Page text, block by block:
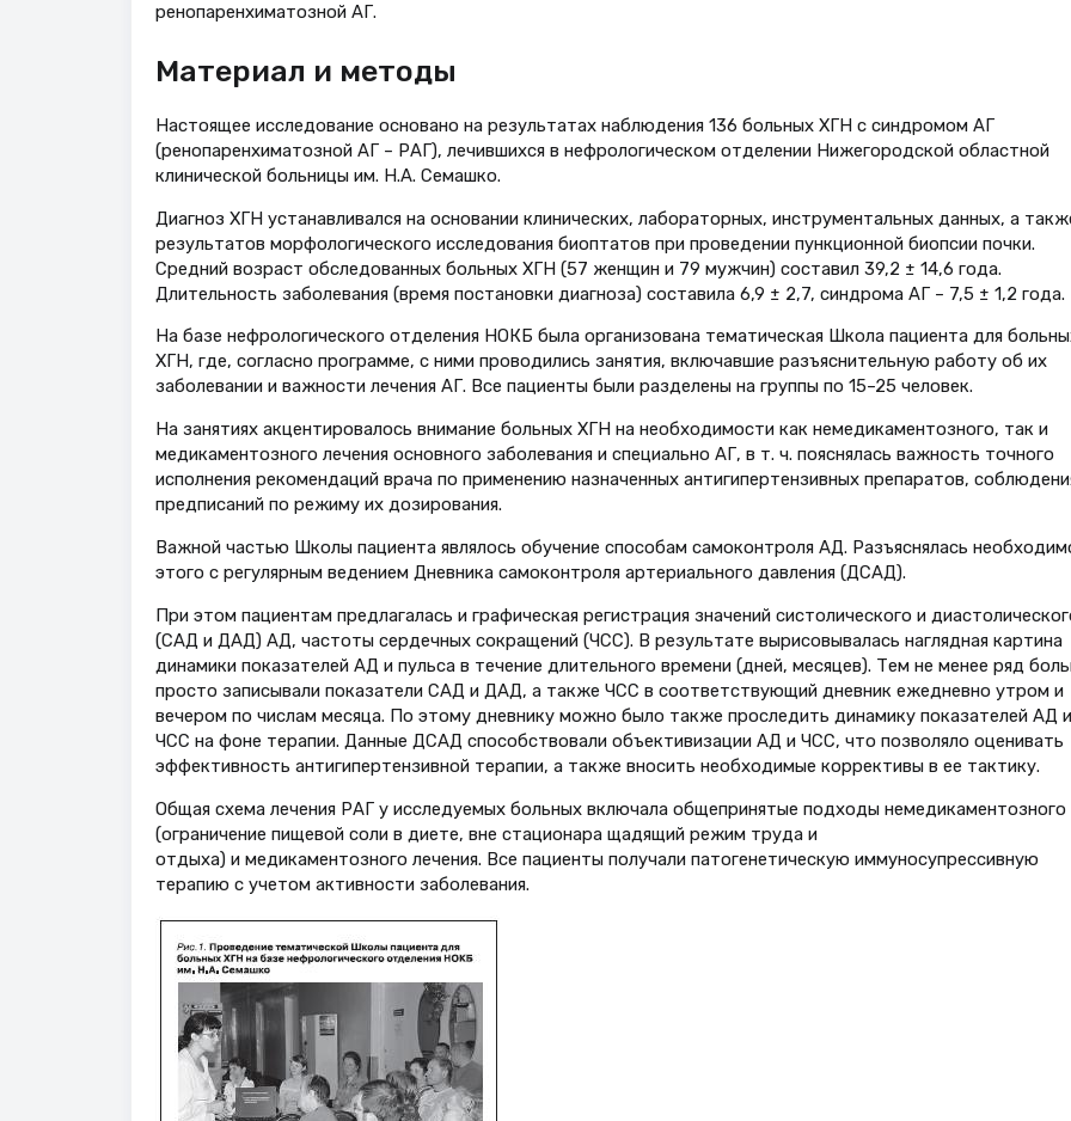
ренопаренхиматозной АГ.
Материал и методы
Настоящее исследование основано на результатах наблюдения 136 больных ХГН с синдромом АГ
(ренопаренхиматозной АГ – РАГ), лечившихся в нефрологическом отделении Нижегородской областной
клинической больницы им. Н.А. Семашко.
Диагноз ХГН устанавливался на основании клинических, лабораторных, инструментальных данных, а
результатов морфологического исследования биоптатов при проведении пункционной биопсии почки.
Средний возраст обследованных больных ХГН (57 женщин и 79 мужчин) составил 39,2 ± 14,6 года.
Длительность заболевания (время постановки диагноза) составила 6,9 ± 2,7, синдрома АГ – 7,5 ± 1,2 года.
На базе нефрологического отделения НОКБ была организована тематическая Школа пациента для
ХГН, где, согласно программе, с ними проводились занятия, включавшие разъяснительную работу об их
заболевании и важности лечения АГ. Все пациенты были разделены на группы по 15–25 человек.
На занятиях акцентировалось внимание больных ХГН на необходимости как немедикаментозного, так и
медикаментозного лечения основного заболевания и специально АГ, в т. ч. пояснялась важность точного
исполнения рекомендаций врача по применению назначенных антигипертензивных препаратов,
предписаний по режиму их дозирования.
Важной частью Школы пациента являлось обучение способам самоконтроля АД. Разъяснялась
этого с регулярным ведением Дневника самоконтроля артериального давления (ДСАД).
При этом пациентам предлагалась и графическая регистрация значений систолического и
(САД и ДАД) АД, частоты сердечных сокращений (ЧСС). В результате вырисовывалась наглядная картина
динамики показателей АД и пульса в течение длительного времени (дней, месяцев). Тем не менее ряд
просто записывали показатели САД и ДАД, а также ЧСС в соответствующий дневник ежедневно утром и
вечером по числам месяца. По этому дневнику можно было также проследить динамику показателей АД и
ЧСС на фоне терапии. Данные ДСАД способствовали объективизации АД и ЧСС, что позволяло оценивать
эффективность антигипертензивной терапии, а также вносить необходимые коррективы в ее тактику.
Общая схема лечения РАГ у исследуемых больных включала общепринятые подходы немедикаментозного
(ограничение пищевой соли в диете, вне стационара щадящий режим труда и
отдыха) и медикаментозного лечения. Все пациенты получали патогенетическую иммуносупрессивную
терапию с учетом активности заболевания.